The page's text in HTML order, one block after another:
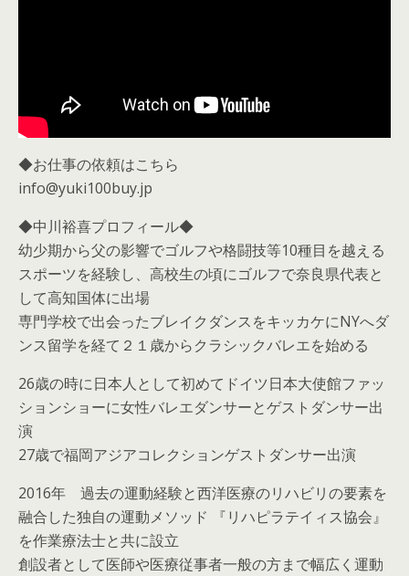
◆お仕事の依頼はこちら
info@yuki100buy.jp
◆中川裕喜プロフィール◆
幼少期から父の影響でゴルフや格闘技等10種目を越える
スポーツを経験し、高校生の頃にゴルフで奈良県代表と
して高知国体に出場
専門学校で出会ったブレイクダンスをキッカケにNYへダ
ンス留学を経て２１歳からクラシックバレエを始める
26歳の時に日本人として初めてドイツ日本大使館ファッ
ションショーに女性バレエダンサーとゲストダンサー出
演
27歳で福岡アジアコレクションゲストダンサー出演
2016年 過去の運動経験と西洋医療のリハビリの要素を
融合した独自の運動メソッド 『リハピラテイィス協会』
を作業療法士と共に設立
創設者として医師や医療従事者一般の方まで幅広く運動